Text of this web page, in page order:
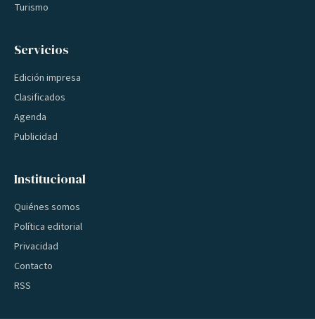
Turismo
Servicios
Edición impresa
Clasificados
Agenda
Publicidad
Institucional
Quiénes somos
Política editorial
Privacidad
Contacto
RSS